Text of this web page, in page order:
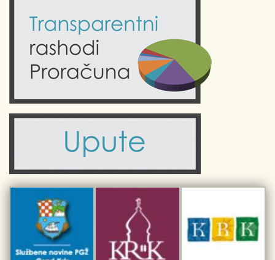
Obrazovanje
Komunalne usluge
Civilni sektor (arhiva udruga)
Sport i rekreacija
Krk uživo
Fotogalerije
Kalendar događanja
Turistička zajednica otoka Krka
Kulturno-turistička ruta Putovima Frankopana
Dar iz Krka
Interpretacijski centar pomorske baštine